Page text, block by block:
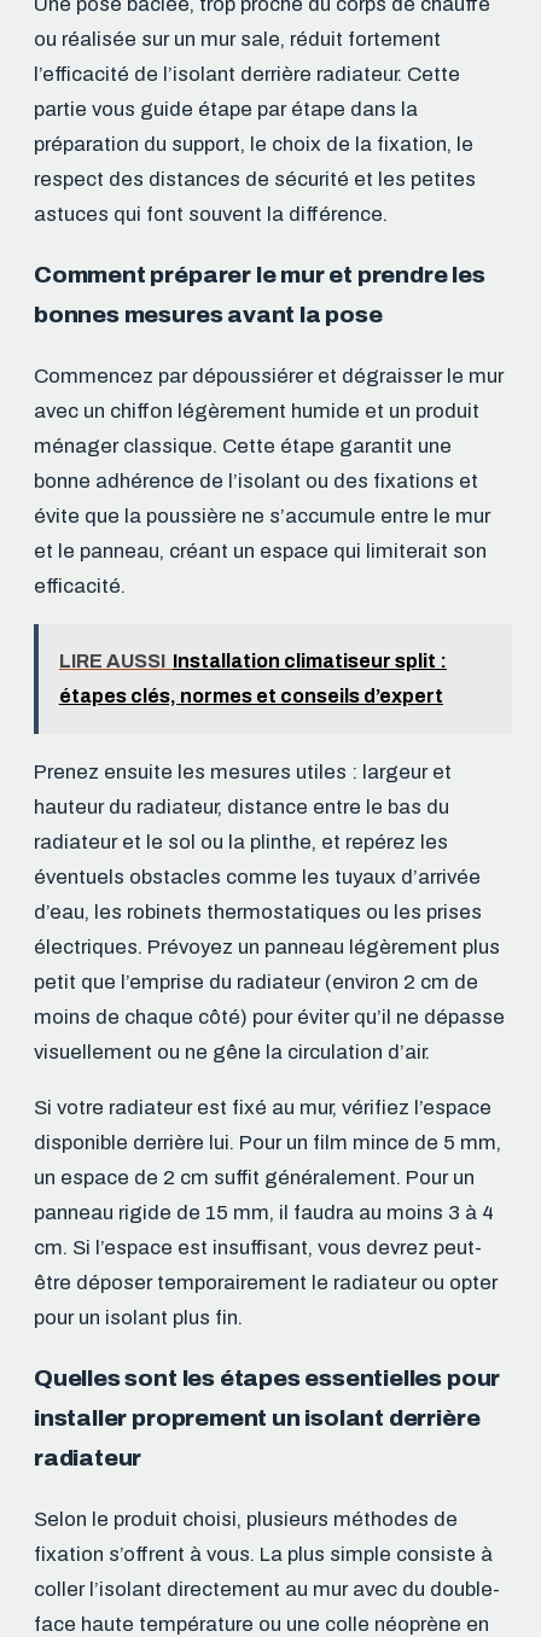
ou réalisée sur un mur sale, réduit fortement
l’efficacité de l’isolant derrière radiateur. Cette
partie vous guide étape par étape dans la
préparation du support, le choix de la fixation, le
respect des distances de sécurité et les petites
astuces qui font souvent la différence.
Comment préparer le mur et prendre les
bonnes mesures avant la pose
Commencez par dépoussiérer et dégraisser le mur
avec un chiffon légèrement humide et un produit
ménager classique. Cette étape garantit une
bonne adhérence de l’isolant ou des fixations et
évite que la poussière ne s’accumule entre le mur
et le panneau, créant un espace qui limiterait son
efficacité.
LIRE AUSSI Installation climatiseur split :
étapes clés, normes et conseils d’expert
Prenez ensuite les mesures utiles : largeur et
hauteur du radiateur, distance entre le bas du
radiateur et le sol ou la plinthe, et repérez les
éventuels obstacles comme les tuyaux d’arrivée
d’eau, les robinets thermostatiques ou les prises
électriques. Prévoyez un panneau légèrement plus
petit que l’emprise du radiateur (environ 2 cm de
moins de chaque côté) pour éviter qu’il ne dépasse
visuellement ou ne gêne la circulation d’air.
Si votre radiateur est fixé au mur, vérifiez l’espace
disponible derrière lui. Pour un film mince de 5 mm,
un espace de 2 cm suffit généralement. Pour un
panneau rigide de 15 mm, il faudra au moins 3 à 4
cm. Si l’espace est insuffisant, vous devrez peut-
être déposer temporairement le radiateur ou opter
pour un isolant plus fin.
Quelles sont les étapes essentielles pour
installer proprement un isolant derrière
radiateur
Selon le produit choisi, plusieurs méthodes de
fixation s’offrent à vous. La plus simple consiste à
coller l’isolant directement au mur avec du double-
face haute température ou une colle néoprène en